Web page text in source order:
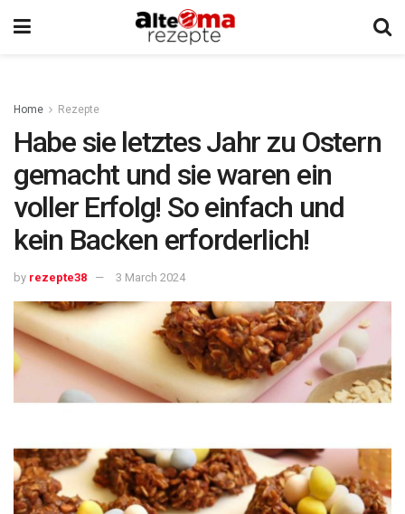
Home Rezepte
Habe sie letztes Jahr zu Ostern
gemacht und sie waren ein
voller Erfolg! So einfach und
kein Backen erforderlich!
by rezepte38 3 March 2024